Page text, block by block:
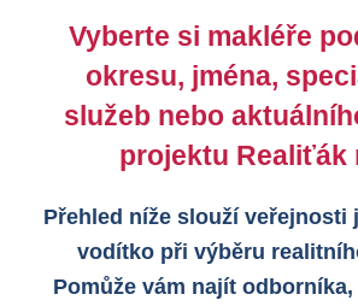
Vyberte si makléře
okresu, jména,
služeb nebo
projektu Realiťák
Přehled níže slouží veřejnosti
vodítko při výběru
Pomůže vám najít